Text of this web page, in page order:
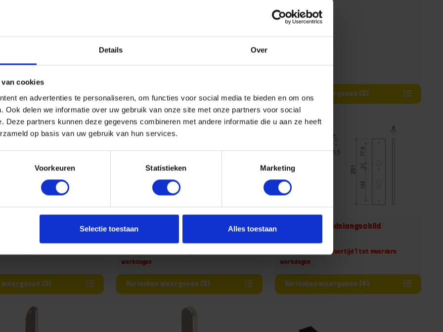
Details Over
cookies
en advertenties te personaliseren, om functies voor social media te bieden en om ons
Ook delen we informatie over uw gebruik van onze site met onze partners voor social
Deze partners kunnen deze gegevens combineren met andere informatie die u aan ze heeft
op basis van uw gebruik van hun services.
Voorkeuren Statistieken Marketing
Selectie toestaan Alles toestaan
+
Set
Varianten weergeven (5)
Varianten weergeven (3)
OXLOC Veiligheidslangschild
werkdagen
Varianten weergeven (5)
OXLOC Veiligheidslangschild
Niet op voorraad, levertijd 1 tot meerdere
werkdagen
Varianten weergeven (4)